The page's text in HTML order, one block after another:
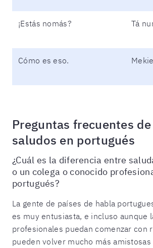
¡Estás nomás? Tá
Cómo es eso.
Preguntas frecuentes
saludos en portugués
¿Cuál es la diferencia entre
o un colega o conocido
portugués?
La gente de países de habla
es muy entusiasta, e incluso aunque
profesionales puedan comenzar con
pueden volver mucho más